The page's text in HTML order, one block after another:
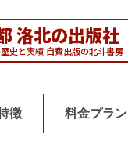
洛北の出版社
史と実績 自費出版の北斗書房
徴 料金プラン